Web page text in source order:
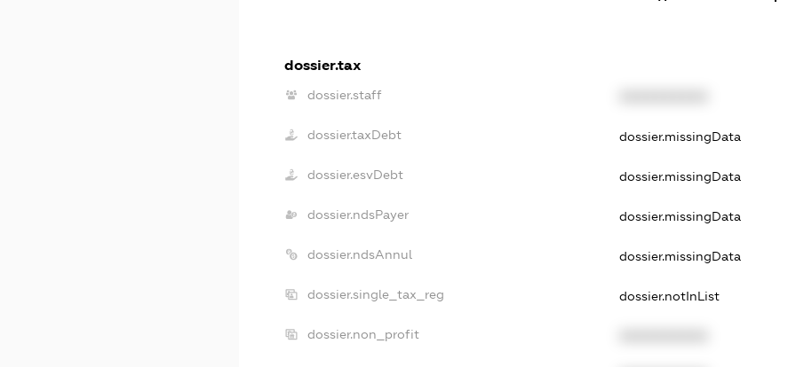
dossier.tax
dossier.staff
dossier.taxDebt dossier.missingData
dossier.esvDebt dossier.missingData
dossier.ndsPayer dossier.missingData
dossier.ndsAnnul dossier.missingData
dossier.single_tax_reg dossier.notInList
dossier.non_profit